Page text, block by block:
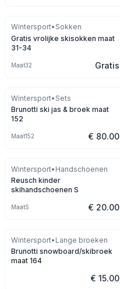
Wintersport• Sokken
Gratis vrolijke skisokken maat
31-34
Maat32 Gratis
Wintersport• Sets
Brunotti ski jas & broek maat
152
Maat152 € 80.00
Wintersport• Handschoenen
Reusch kinder
skihandschoenen S
MaatS € 20.00
Wintersport• Lange broeken
Brunotti snowboard/skibroek
maat 164
€ 15.00